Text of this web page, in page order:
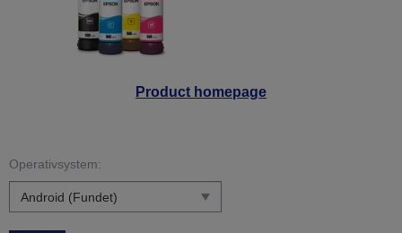
Product homepage
Operativsystem: